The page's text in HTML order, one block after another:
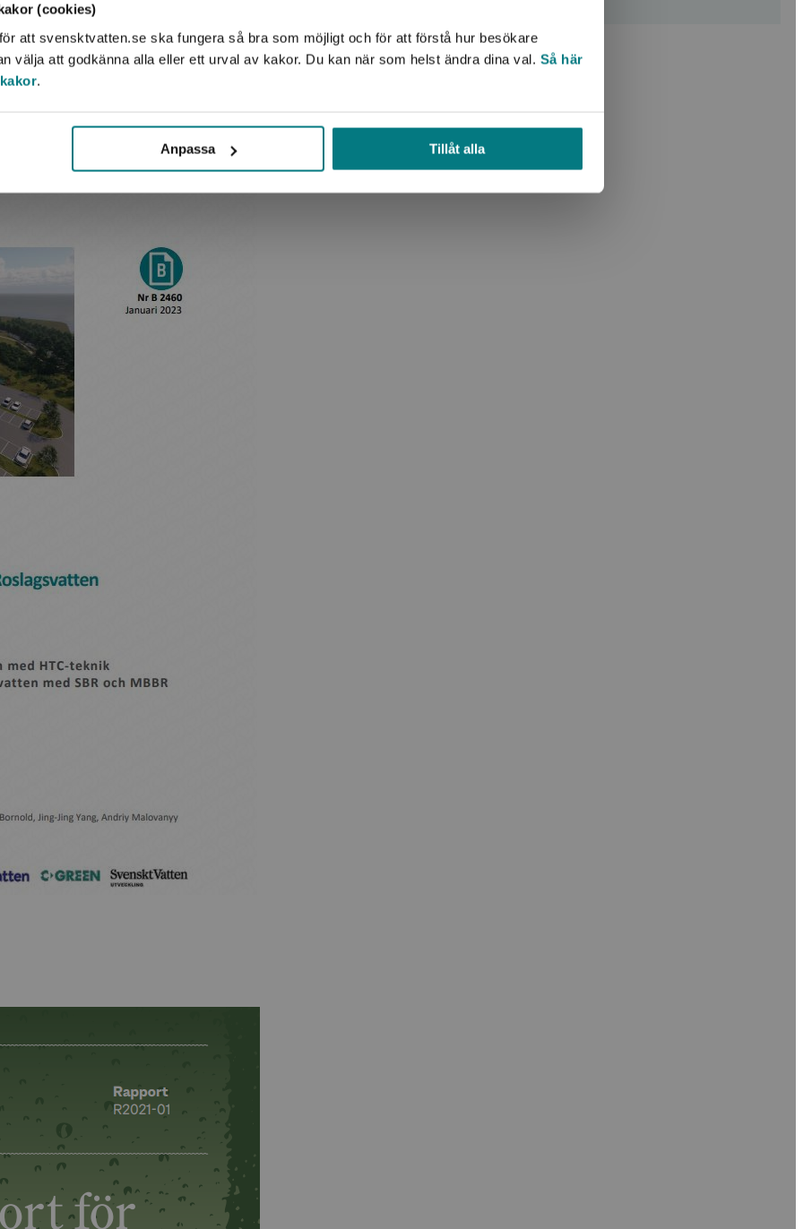
(cookies)
att svensktvatten.se ska fungera så bra som möjligt och för att förstå hur besökare
välja att godkänna alla eller ett urval av kakor. Du kan när som helst ändra dina val. Så här
.
Anpassa Tillåt alla